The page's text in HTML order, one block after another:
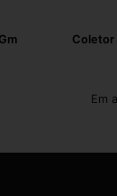
Coletor
Em